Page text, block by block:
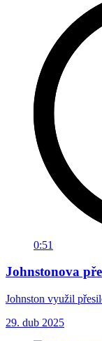
0:51
Johnstonova
Johnston využil
29. dub 2025